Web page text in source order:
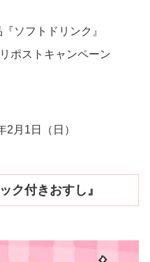
ソフトドリンク』
ポストキャンペーン
月1日（日）
ク付きおすし』